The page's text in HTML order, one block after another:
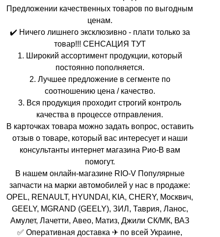
Предложении качественных товаров по выгодным
ценам.
✔️ Ничего лишнего эксклюзивно - плати только за
товар!!! СЕНСАЦИЯ ТУТ
1. Широкий ассортимент продукции, который
постоянно пополняется.
2. Лучшее предложение в сегменте по
соотношению цена / качество.
3. Вся продукция проходит строгий контроль
качества в процессе отправления.
В карточках товара можно задать вопрос, оставить
отзыв о товаре, который вас интересует и наши
консультанты интернет магазина Рио-В вам
помогут.
В нашем онлайн-магазине RIO-V Популярные
запчасти на марки автомобилей у нас в продаже:
OPEL, RENAULT, HYUNDAI, KIA, CHERY, Москвич,
GEELY, MGRAND (GEELY), ЗИЛ, Таврия, Ланос,
Амулет, Лачетти, Авео, Матиз, Джили СК/МК, ВАЗ
✅ Оперативная доставка ✈ по всей Украине,